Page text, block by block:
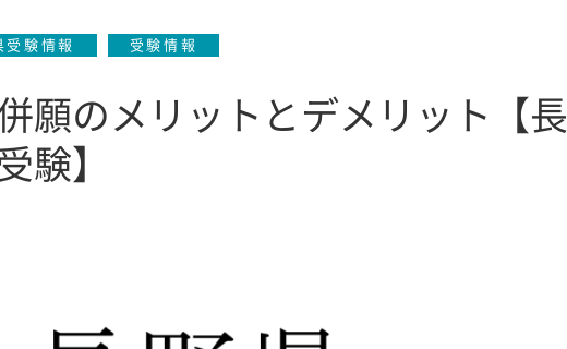
受験情報 受験情報
願のメリットとデメリット【長
験】